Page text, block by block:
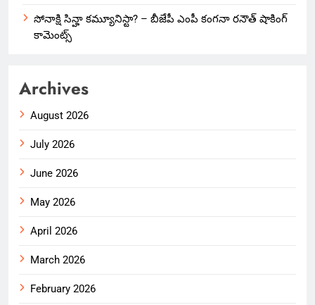
సోనాక్షి సిన్హా కమ్యూనిస్టా? – బీజేపీ ఎంపీ కంగనా రనౌత్ షాకింగ్
కామెంట్స్
Archives
August 2026
July 2026
June 2026
May 2026
April 2026
March 2026
February 2026